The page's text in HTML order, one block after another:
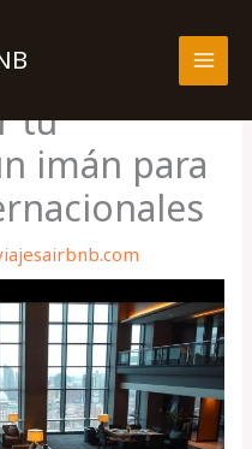
tu
imán para